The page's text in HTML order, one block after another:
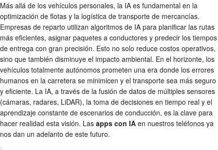
Más allá de los vehículos personales, la IA es fundamental en la
optimización de flotas y la logística de transporte de mercancías.
Empresas de reparto utilizan algoritmos de IA para planificar las rutas
más eficientes, asignar paquetes a conductores y predecir los tiempos
de entrega con gran precisión. Esto no solo reduce costos operativos,
sino que también disminuye el impacto ambiental. En el horizonte, los
vehículos totalmente autónomos prometen una era donde los errores
humanos en la carretera se minimicen y el transporte sea más seguro
y eficiente. La IA, a través de la fusión de datos de múltiples sensores
(cámaras, radares, LiDAR), la toma de decisiones en tiempo real y el
aprendizaje constante de escenarios de conducción, es la clave para
hacer realidad esta visión. Las apps con IA en nuestros teléfonos ya
nos dan un adelanto de este futuro.